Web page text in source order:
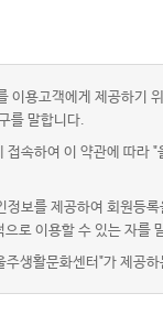
이용고객에게 제공하기
를 말합니다.
속하여 이 약관에 따라
보를 제공하여 회원등
로 이용할 수 있는 자를
생활문화센터"가 제공